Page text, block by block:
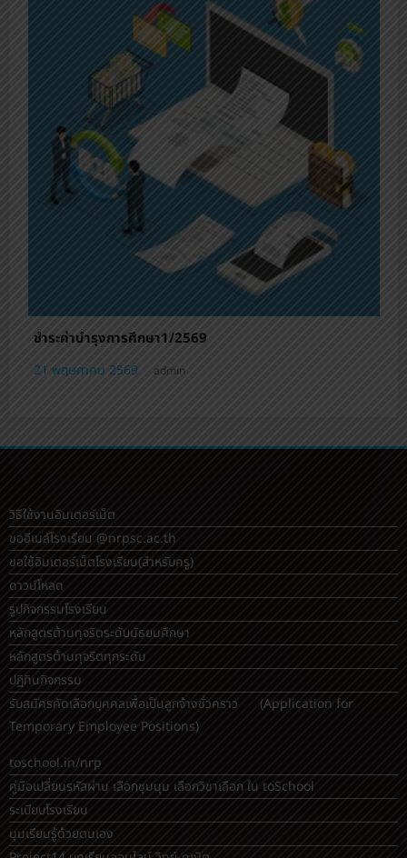
ชำระค่าบำรุงการศึกษา1/2569
21 พฤษภาคม 2569 admin
วิธีใช้งานอินเตอร์เน็ต
ขออีเมล์โรงเรียน @nrpsc.ac.th
ขอใช้อินเตอร์เน็ตโรงเรียน(สำหรับครู)
ดาวน์โหลด
รูปกิจกรรมโรงเรียน
หลักสูตรต้านทุจริตระดับมัธยมศึกษา
หลักสูตรต้านทุจริตทุกระดับ
ปฏิทินกิจกรรม
รับสมัครคัดเลือกบุคคลเพื่อเป็นลูกจ้างชั่วคราว (Application for
Temporary Employee Positions)
toschool.in/nrp
คู่มือเปลี่ยนรหัสผ่าน เลือกชุมนุม เลือกวิชาเลือก ใน toSchool
ระเบียบโรงเรียน
มุมเรียนรู้ด้วยตนเอง